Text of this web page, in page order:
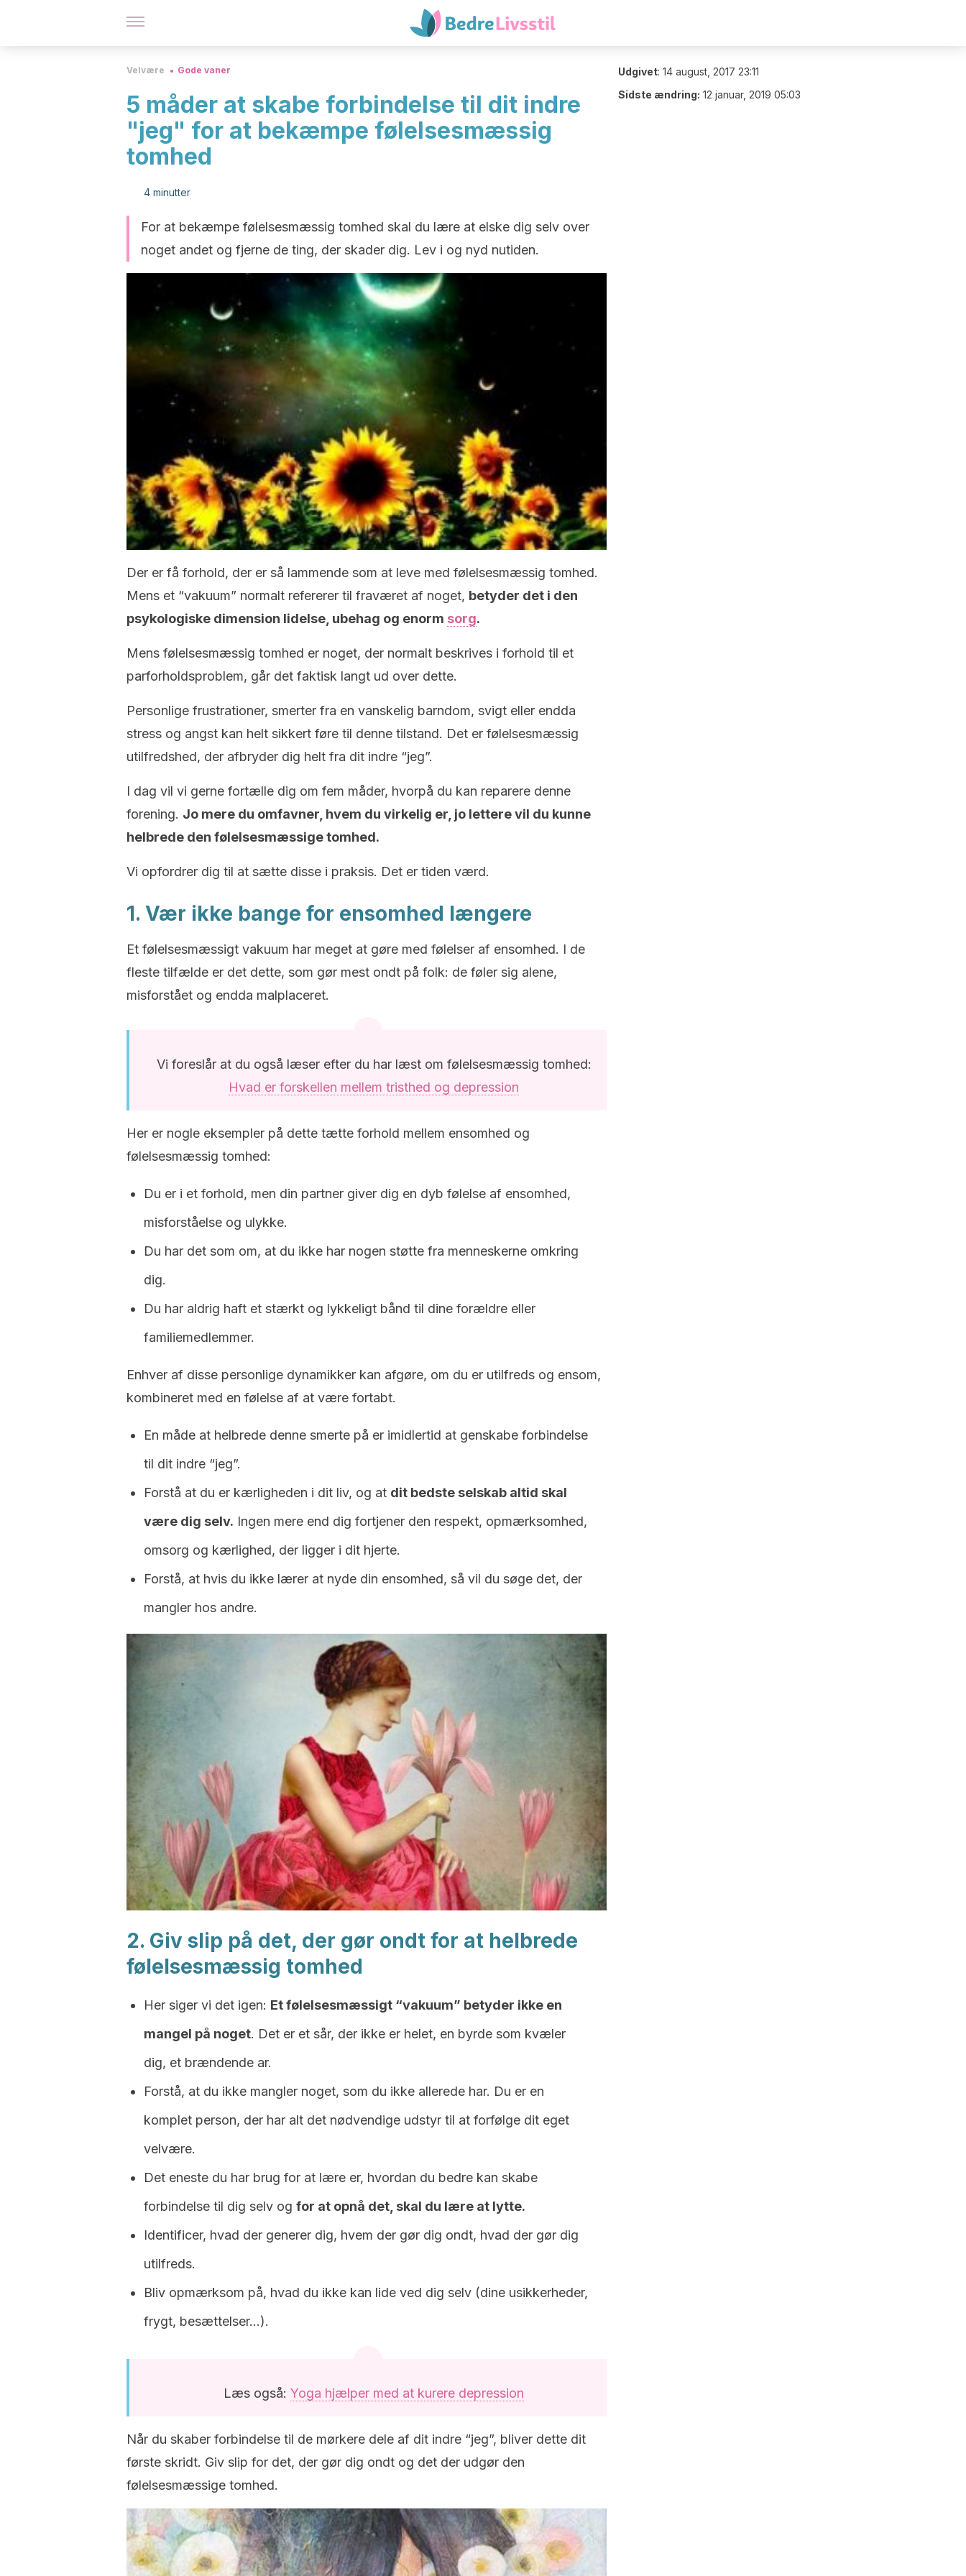
Velvære Gode vaner
5 måder at skabe forbindelse til dit indre
"jeg" for at bekæmpe følelsesmæssig
tomhed
4 minutter
For at bekæmpe følelsesmæssig tomhed skal du lære at elske dig selv over
noget andet og fjerne de ting, der skader dig. Lev i og nyd nutiden.
Der er få forhold, der er så lammende som at leve med følelsesmæssig tomhed.
Mens et “vakuum” normalt refererer til fraværet af noget, betyder det i den
psykologiske dimension lidelse, ubehag og enorm sorg.
Mens følelsesmæssig tomhed er noget, der normalt beskrives i forhold til et
parforholdsproblem, går det faktisk langt ud over dette.
Personlige frustrationer, smerter fra en vanskelig barndom, svigt eller endda
stress og angst kan helt sikkert føre til denne tilstand. Det er følelsesmæssig
utilfredshed, der afbryder dig helt fra dit indre “jeg”.
I dag vil vi gerne fortælle dig om fem måder, hvorpå du kan reparere denne
forening. Jo mere du omfavner, hvem du virkelig er, jo lettere vil du kunne
helbrede den følelsesmæssige tomhed.
Vi opfordrer dig til at sætte disse i praksis. Det er tiden værd.
1. Vær ikke bange for ensomhed længere
Et følelsesmæssigt vakuum har meget at gøre med følelser af ensomhed. I de
fleste tilfælde er det dette, som gør mest ondt på folk: de føler sig alene,
misforstået og endda malplaceret.
Vi foreslår at du også læser efter du har læst om følelsesmæssig tomhed:
Hvad er forskellen mellem tristhed og depression
Her er nogle eksempler på dette tætte forhold mellem ensomhed og
følelsesmæssig tomhed:
Du er i et forhold, men din partner giver dig en dyb følelse af ensomhed,
misforståelse og ulykke.
Du har det som om, at du ikke har nogen støtte fra menneskerne omkring
dig.
Du har aldrig haft et stærkt og lykkeligt bånd til dine forældre eller
familiemedlemmer.
Enhver af disse personlige dynamikker kan afgøre, om du er utilfreds og ensom,
kombineret med en følelse af at være fortabt.
En måde at helbrede denne smerte på er imidlertid at genskabe forbindelse
til dit indre “jeg”.
Forstå at du er kærligheden i dit liv, og at dit bedste selskab altid skal
være dig selv. Ingen mere end dig fortjener den respekt, opmærksomhed,
omsorg og kærlighed, der ligger i dit hjerte.
Forstå, at hvis du ikke lærer at nyde din ensomhed, så vil du søge det, der
mangler hos andre.
2. Giv slip på det, der gør ondt for at helbrede
følelsesmæssig tomhed
Her siger vi det igen: Et følelsesmæssigt “vakuum” betyder ikke en
mangel på noget. Det er et sår, der ikke er helet, en byrde som kvæler
dig, et brændende ar.
Forstå, at du ikke mangler noget, som du ikke allerede har. Du er en
komplet person, der har alt det nødvendige udstyr til at forfølge dit eget
velvære.
Det eneste du har brug for at lære er, hvordan du bedre kan skabe
forbindelse til dig selv og for at opnå det, skal du lære at lytte.
Identificer, hvad der generer dig, hvem der gør dig ondt, hvad der gør dig
utilfreds.
Bliv opmærksom på, hvad du ikke kan lide ved dig selv (dine usikkerheder,
frygt, besættelser…).
Læs også: Yoga hjælper med at kurere depression
Når du skaber forbindelse til de mørkere dele af dit indre “jeg”, bliver dette dit
første skridt. Giv slip for det, der gør dig ondt og det der udgør den
følelsesmæssige tomhed.
Udgivet: 14 august, 2017 23:11
Sidste ændring: 12 januar, 2019 05:03